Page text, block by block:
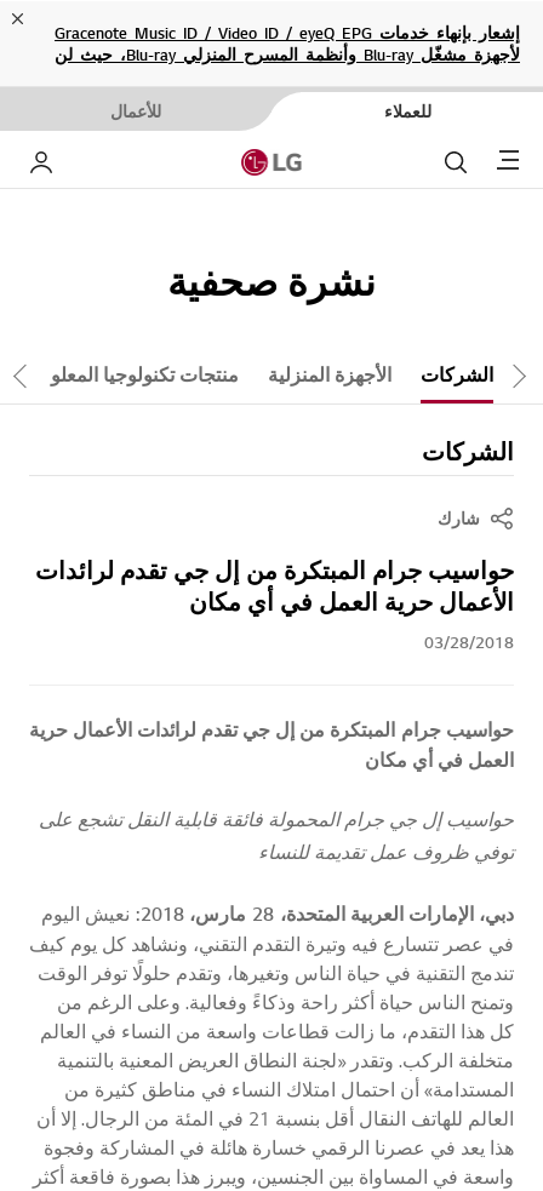
إشعار بإنهاء خدمات Gracenote Music ID / Video ID / eyeQ EPG
لأجهزة مشغّل Blu-ray وأنظمة المسرح المنزلي Blu-ray، حيث لن
للعملاء للأعمال
Menu
نشرة صحفية
الشركات الأجهزة المنزلية منتجات تكنولوجيا المعلومات تمرير لليمين
الشركات
شارك
حواسيب جرام المبتكرة من إل جي تقدم لرائدات
الأعمال حرية العمل في أي مكان
03/28/2018
حواسيب جرام المبتكرة من إل جي تقدم لرائدات الأعمال حرية
العمل في أي مكان
حواسيب إل جي جرام المحمولة فائقة قابلية النقل تشجع على
توفي ظروف عمل تقديمة للنساء
دبي، الإمارات العربية المتحدة، 28 مارس، 2018:
نعيش اليوم
في عصر تتسارع فيه وتيرة التقدم التقني، ونشاهد كل يوم كيف
تندمج التقنية في حياة الناس وتغيرها، وتقدم حلولًا توفر الوقت
وتمنح الناس حياة أكثر راحة وذكاءً وفعالية. وعلى الرغم من
كل هذا التقدم، ما زالت قطاعات واسعة من النساء في العالم
متخلفة الركب. وتقدر «لجنة النطاق العريض المعنية بالتنمية
المستدامة» أن احتمال امتلاك النساء في مناطق كثيرة من
العالم للهاتف النقال أقل بنسبة 21 في المئة من الرجال. إلا أن
هذا يعد في عصرنا الرقمي خسارة هائلة في المشاركة وفجوة
واسعة في المساواة بين الجنسين، ويبرز هذا بصورة فاقعة أكثر